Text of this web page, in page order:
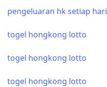
pengeluaran hk setiap hari
togel hongkong lotto
togel hongkong lotto
togel hongkong lotto